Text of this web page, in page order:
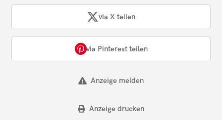
via X teilen
via Pinterest teilen
Anzeige melden
Anzeige drucken